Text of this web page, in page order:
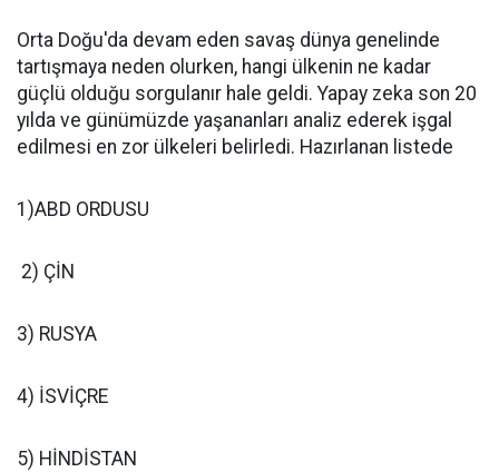
Orta Doğu'da devam eden savaş dünya genelinde
tartışmaya neden olurken, hangi ülkenin ne kadar
güçlü olduğu sorgulanır hale geldi. Yapay zeka son 20
yılda ve günümüzde yaşananları analiz ederek işgal
edilmesi en zor ülkeleri belirledi. Hazırlanan listede
1)ABD ORDUSU
2) ÇİN
3) RUSYA
4) İSVİÇRE
5) HİNDİSTAN